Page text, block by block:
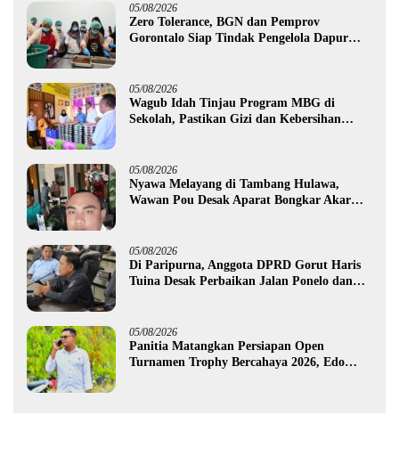
05/08/2026
Zero Tolerance, BGN dan Pemprov
Gorontalo Siap Tindak Pengelola Dapur
05/08/2026
Wagub Idah Tinjau Program MBG di
Sekolah, Pastikan Gizi dan Kebersihan
05/08/2026
Nyawa Melayang di Tambang Hulawa,
Wawan Pou Desak Aparat Bongkar Akar
05/08/2026
Di Paripurna, Anggota DPRD Gorut Haris
Tuina Desak Perbaikan Jalan Ponelo dan
05/08/2026
Panitia Matangkan Persiapan Open
Turnamen Trophy Bercahaya 2026, Edo